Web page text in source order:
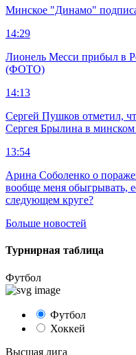
Минское "Динамо"
14:29
Лионель Месси прибыл в
(ФОТО)
14:13
Сергей Пушков отметил,
Сергея Брылина в
13:54
Арина Соболенко о
вообще меня обыгрывать,
следующем круге?
Больше новостей
Турнирная таблица
Футбол
Футбол
Хоккей
Высшая лига